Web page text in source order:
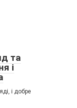
та
і
і добре